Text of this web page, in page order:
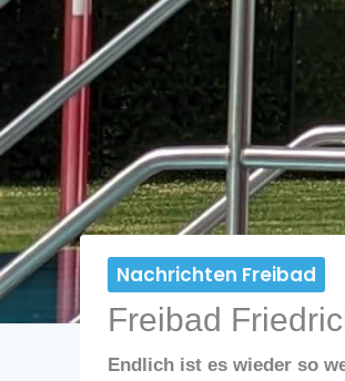
Nachrichten Freibad
Freibad
Endlich ist es wieder so